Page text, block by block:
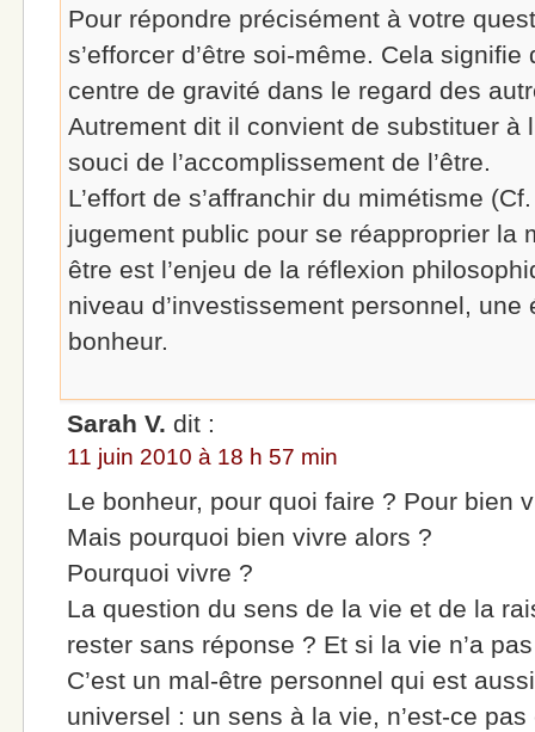
Pour répondre précisément à votre
s’efforcer d’être soi-même. Cela signifie
centre de gravité dans le regard des
Autrement dit il convient de substituer à
souci de l’accomplissement de l’être.
L’effort de s’affranchir du mimétisme
jugement public pour se réapproprier la
être est l’enjeu de la réflexion
niveau d’investissement personnel,
bonheur.
Sarah V. dit :
11 juin 2010 à 18 h 57 min
Le bonheur, pour quoi faire ? Pour bien
Mais pourquoi bien vivre alors ?
Pourquoi vivre ?
La question du sens de la vie et de la
rester sans réponse ? Et si la vie n’a
C’est un mal-être personnel qui est
universel : un sens à la vie, n’est-ce